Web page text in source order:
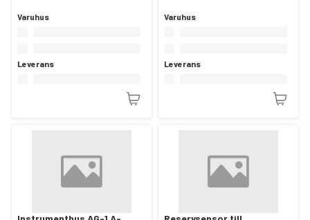
Varuhus
Leverans
Varuhus
Leverans